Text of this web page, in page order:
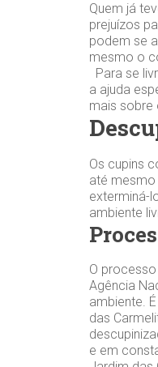
Quem já
prejuízos
podem se
mesmo o
Para se
a ajuda
mais sobre
Os cupins
até mesmo
exterminá-
ambiente
O
Agência
ambiente.
das
e em